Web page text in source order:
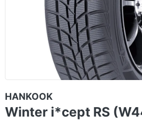
HANKOOK
Winter i*cept RS